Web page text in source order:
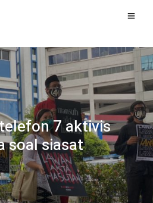
7 aktivis
soal siasat